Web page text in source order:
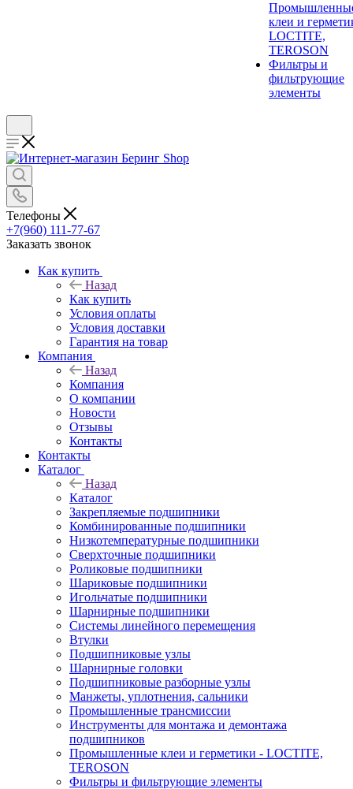
клеи и
LOCTITE,
TEROSON
Фильтры и
фильтрующие
элементы
Телефоны
+7(960) 111-77-67
Заказать звонок
Как купить
Назад
Как купить
Условия оплаты
Условия доставки
Гарантия на товар
Компания
Назад
Компания
О компании
Новости
Отзывы
Контакты
Контакты
Каталог
Назад
Каталог
Закрепляемые подшипники
Комбинированные подшипники
Низкотемпературные подшипники
Сверхточные подшипники
Роликовые подшипники
Шариковые подшипники
Игольчатые подшипники
Шарнирные подшипники
Системы линейного перемещения
Втулки
Подшипниковые узлы
Шарнирные головки
Подшипниковые разборные узлы
Манжеты, уплотнения, сальники
Промышленные трансмиссии
Инструменты для монтажа и демонтажа
подшипников
Промышленные клеи и герметики - LOCTITE,
TEROSON
Фильтры и фильтрующие элементы